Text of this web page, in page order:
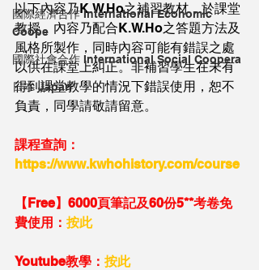
國際經濟合作 International Economic
Coope
國際社會合作 International Social Coopera
日本 Japan
以下內容乃K.W.Ho之補習教材，於課堂
教授，內容乃配合K.W.Ho之答題方法及
風格所製作，同時內容可能有錯誤之處
以供在課堂上糾正。非補習學生在未有
得到課堂教學的情況下錯誤使用，恕不
負責，同學請敬請留意。
課程查詢：
https://www.kwhohistory.com/course
【Free】6000頁筆記及60份5**考卷免
費使用： 按此
Youtube教學： 按此